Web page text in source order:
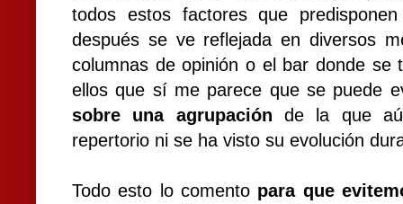
todos estos factores que
después se ve reflejada en diversos
columnas de opinión o el bar donde se
ellos que sí me parece que se puede
sobre una agrupación de la que
repertorio ni se ha visto su evolución
Todo esto lo comento para que